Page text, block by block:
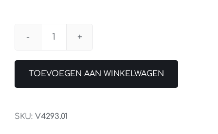
Zwart
TOEVOEGEN AAN WINKELWAGEN
SKU: V4293.01